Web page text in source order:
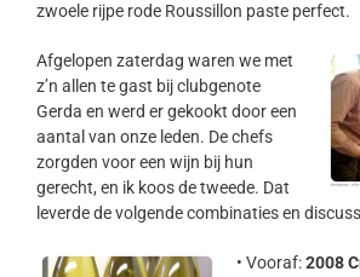
zwoele rijpe rode Roussillon paste perfect.
Afgelopen zaterdag waren we met
z’n allen te gast bij clubgenote
Gerda en werd er gekookt door een
aantal van onze leden. De chefs
zorgden voor een wijn bij hun
gerecht, en ik koos de tweede. Dat
leverde de volgende combinaties en
• Vooraf:2008